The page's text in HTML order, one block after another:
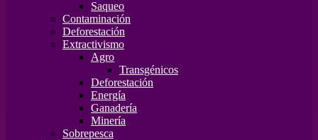
Saqueo
Contaminación
Deforestación
Extractivismo
Agro
Transgénicos
Deforestación
Energía
Ganadería
Minería
Sobrepesca